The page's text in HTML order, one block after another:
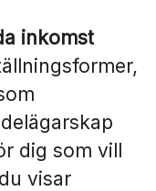
inkomst
dig som vill
visar